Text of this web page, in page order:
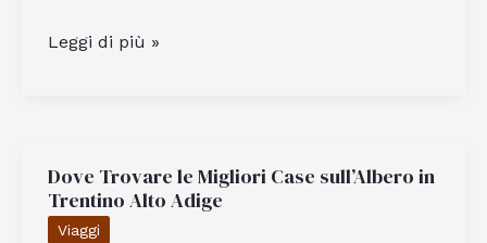
Dav
Qual
È
Leggi di più »
Dove Trovare le Migliori Case sull’Albero in
Trentino Alto Adige
Viaggi